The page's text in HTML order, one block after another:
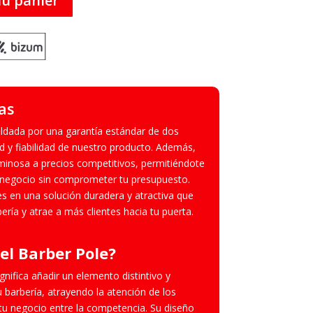
por una garantía estándar de dos
y fiabilidad de nuestro producto. Además,
a precios competitivos, permitiéndote
sin comprometer tu presupuesto.
en una solución duradera y atractiva que
y atrae a más clientes hacia tu puerta.
Barber Pole?
añadir un elemento distintivo y
atrayendo la atención de los
negocio entre la competencia. Su diseño